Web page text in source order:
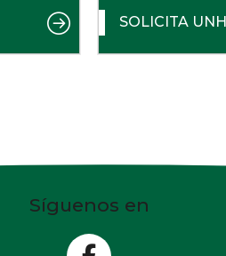
SOLICITA
Síguenos en